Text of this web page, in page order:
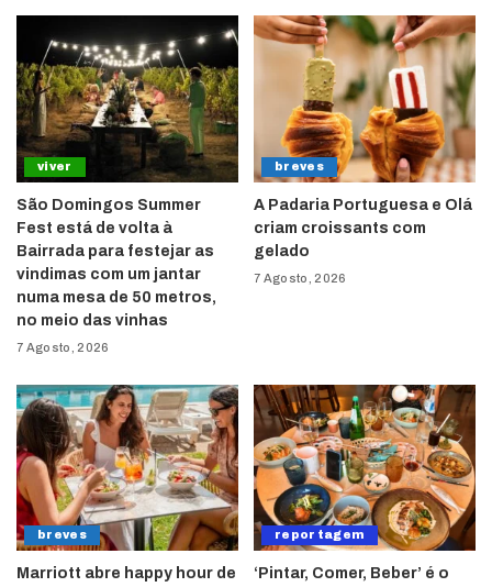
viver
São Domingos Summer
Fest está de volta à
Bairrada para festejar as
vindimas com um jantar
numa mesa de 50 metros,
no meio das vinhas
7 Agosto, 2026
breves
A Padaria Portuguesa e Olá
criam croissants com
gelado
7 Agosto, 2026
breves
Marriott abre happy hour de
reportagem
‘Pintar, Comer, Beber’ é o